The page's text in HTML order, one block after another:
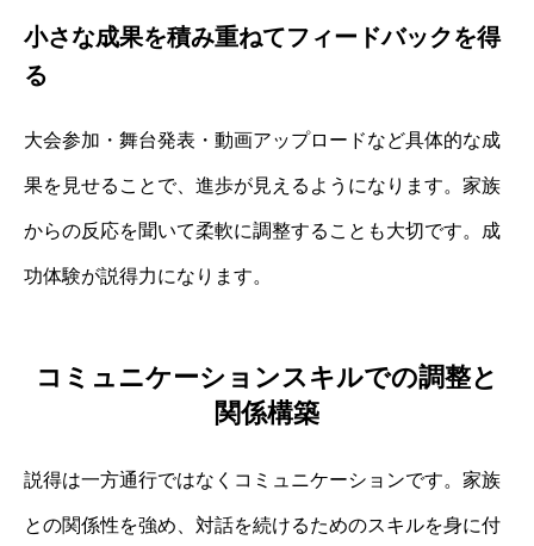
小さな成果を積み重ねてフィードバックを得
る
大会参加・舞台発表・動画アップロードなど具体的な成
果を見せることで、進歩が見えるようになります。家族
からの反応を聞いて柔軟に調整することも大切です。成
功体験が説得力になります。
コミュニケーションスキルでの調整と
関係構築
説得は一方通行ではなくコミュニケーションです。家族
との関係性を強め、対話を続けるためのスキルを身に付